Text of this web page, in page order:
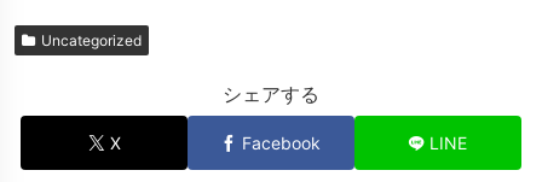
Uncategorized
シェアする
X Facebook LINE